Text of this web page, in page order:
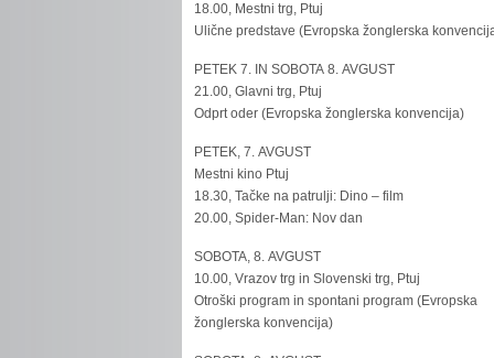
18.00, Mestni trg, Ptuj
Ulične predstave (Evropska žonglerska
PETEK 7. IN SOBOTA 8. AVGUST
21.00, Glavni trg, Ptuj
Odprt oder (Evropska žonglerska konvencija)
PETEK, 7. AVGUST
Mestni kino Ptuj
18.30, Tačke na patrulji: Dino – film
20.00, Spider-Man: Nov dan
SOBOTA, 8. AVGUST
10.00, Vrazov trg in Slovenski trg, Ptuj
Otroški program in spontani program (Evropska
žonglerska konvencija)